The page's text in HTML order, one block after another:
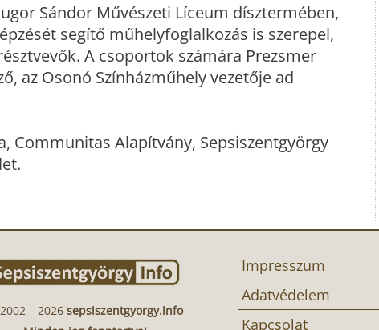
Sándor Művészeti Líceum dísztermében,
segítő műhelyfoglalkozás is szerepel,
A csoportok számára Prezsmer
az Osonó Színházműhely vezetője ad
Communitas Alapítvány, Sepsiszentgyörgy
– 2026 sepsiszentgyorgy.info
Impresszum
Adatvédelem
Kapcsolat